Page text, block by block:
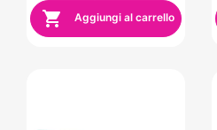
 Aggiungi al carrello